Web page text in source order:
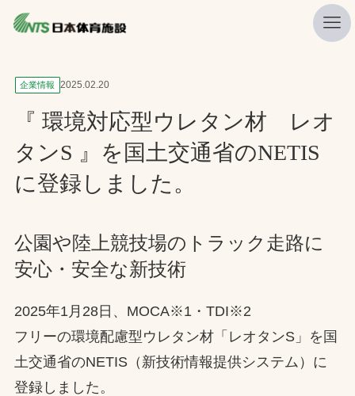
私たちの強み
ニュース
プレスリリース
レポート
施工・管理実績一覧
会社概要
採用情報
検索
お問合せ
企業情報 2025.02.20
『 環境対応型ウレタン材 レオ
タンS 』を国土交通省のNETIS
に登録しました。
公園や陸上競技場のトラック走路に
安心・安全な新技術
2025年1月28日、MOCA※1・TDI※2
フリーの環境配慮型ウレタン材「レオタンS」を国
土交通省のNETIS（新技術情報提供システム）に
登録しました。